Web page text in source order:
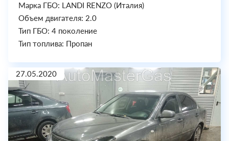
Марка ГБО: LANDI RENZO (Италия)
Объем двигателя: 2.0
Тип ГБО: 4 поколение
Тип топлива: Пропан
27.05.2020